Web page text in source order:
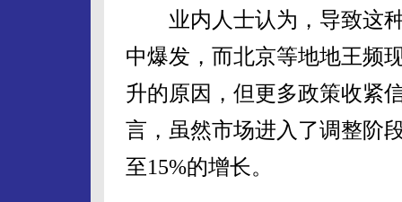
业内人士认为，导致这种
中爆发，而北京等地地王频
升的原因，但更多政策收紧
言，虽然市场进入了调整阶
至15%的增长。